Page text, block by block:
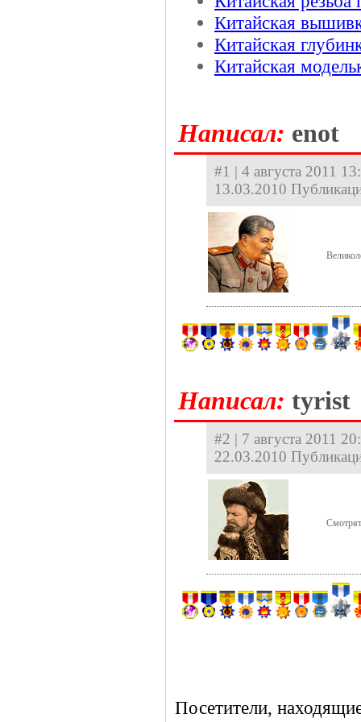
Китайская
Китайская
Китайская
Hаписал: enot
#1 | 4 августа 2011
13.03.2010
Hаписал: tyrist
#2 | 7 августа 2011
22.03.2010
Посетители,